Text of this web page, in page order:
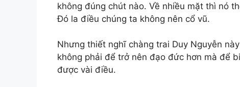
không đúng chút nào. Về nhiều mặt thì nó
Đó la điều chúng ta không nên cổ vũ.
Nhưng thiết nghĩ chàng trai Duy Nguyễn
không phải để trở nên đạo đức hơn mà để
được vài điều.